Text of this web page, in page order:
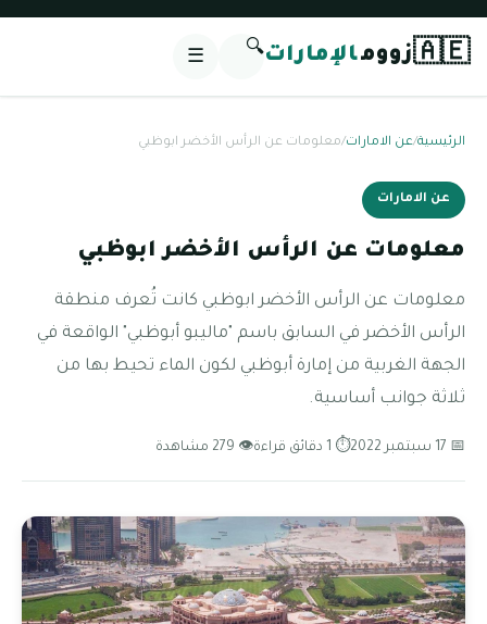
🇦🇪زوومالإمارات🔍
☰
الرئيسية/عن الامارات/معلومات عن الرأس الأخضر ابوظبي
عن الامارات
معلومات عن الرأس الأخضر ابوظبي
معلومات عن الرأس الأخضر ابوظبي كانت تُعرف منطقة
الرأس الأخضر في السابق باسم "ماليبو أبوظبي" الواقعة في
الجهة الغربية من إمارة أبوظبي لكون الماء تحيط بها من
ثلاثة جوانب أساسية.
📅 17 سبتمبر 2022 ⏱ 1 دقائق قراءة 👁 279 مشاهدة